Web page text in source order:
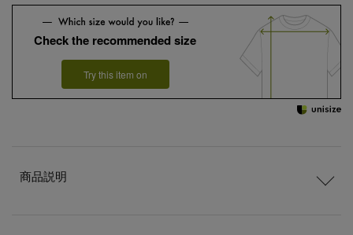
Check the recommended size
Try this item on
商品説明